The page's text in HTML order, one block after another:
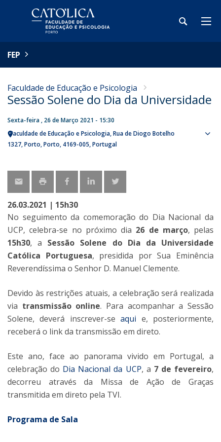
FEP
Faculdade de Educação e Psicologia
Sessão Solene do Dia da Universidade
Sexta-feira , 26 de Março 2021 - 15:30
Faculdade de Educação e Psicologia Rua de Diogo Botelho
1327 Porto Porto 4169-005 Portugal
26.03.2021 | 15h30
No seguimento da comemoração do Dia Nacional da
UCP, celebra-se no próximo dia 26 de março, pelas
15h30, a Sessão Solene do Dia da Universidade
Católica Portuguesa, presidida por Sua Eminência
Reverendíssima o Senhor D. Manuel Clemente.
Devido às restrições atuais, a celebração será realizada
via transmissão online. Para acompanhar a Sessão
Solene, deverá inscrever-seaqui e, posteriormente,
receberá o link da transmissão em direto.
Este ano, face ao panorama vivido em Portugal, a
celebração do Dia Nacional da UCP, a 7 de fevereiro,
decorreu através da Missa de Ação de Graças
transmitida em direto pela TVI.
Programa de Sala